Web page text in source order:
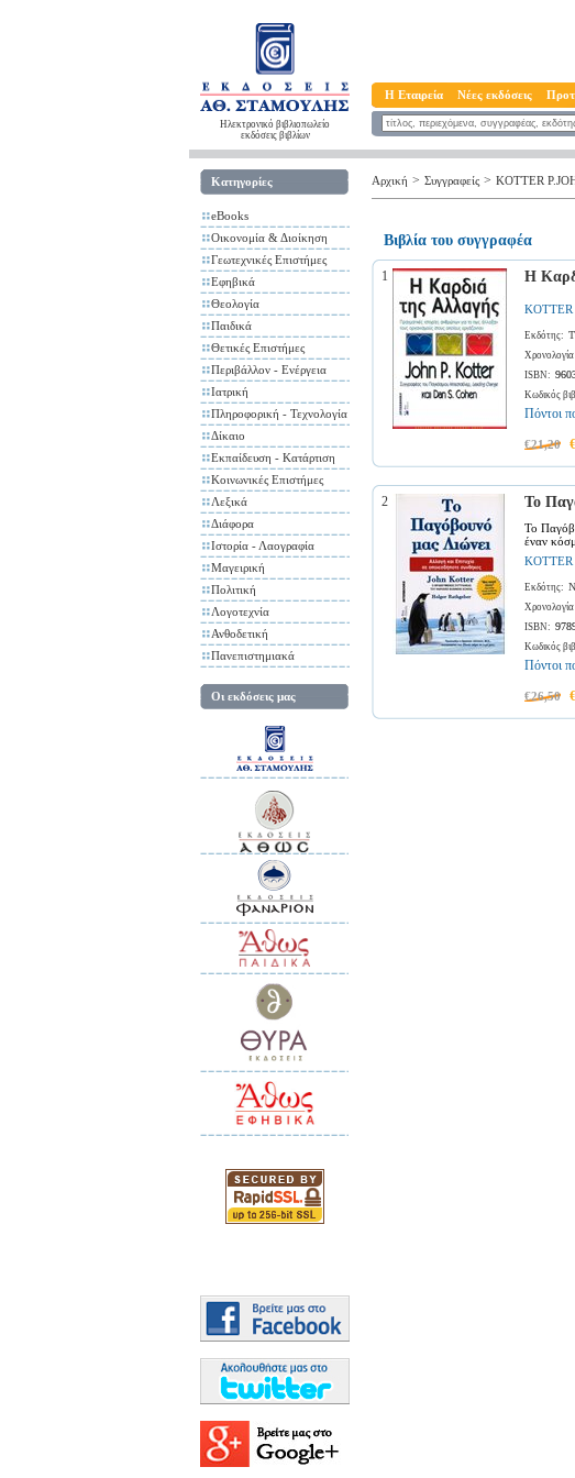
Ηλεκτρονικό βιβλιοπωλείο
εκδόσεις βιβλίων
Η Εταιρεία Νέες εκδόσεις
Κατηγορίες
eBooks
Οικονομία & Διοίκηση
Γεωτεχνικές Επιστήμες
Εφηβικά
Θεολογία
Παιδικά
Θετικές Επιστήμες
Περιβάλλον - Ενέργεια
Ιατρική
Πληροφορική - Τεχνολογία
Δίκαιο
Εκπαίδευση - Κατάρτιση
Κοινωνικές Επιστήμες
Λεξικά
Διάφορα
Ιστορία - Λαογραφία
Μαγειρική
Πολιτική
Λογοτεχνία
Ανθοδετική
Πανεπιστημιακά
Οι εκδόσεις μας
Αρχική > Συγγραφείς > KOTTER
Βιβλία του συγγραφέα
1 Η
KOTTER
Εκδότης:
ISBN:
Κωδικός
Πόντοι
€21,20
2 Το
Το
έναν
KOTTER
Εκδότης:
ISBN:
Κωδικός
Πόντοι
€26,50